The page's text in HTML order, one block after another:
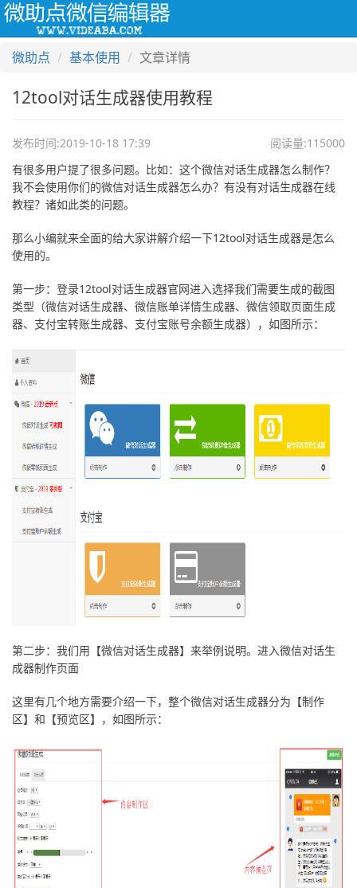
微助点
基本使用 文章详情
12tool对话生成器使用教程
阅读量:115000
发布时间:2019-10-18 17:39
有很多用户提了很多问题。比如：这个微信对话生成器怎么制作？
我不会使用你们的微信对话生成器怎么办？有没有对话生成器在线
教程？诸如此类的问题。
那么小编就来全面的给大家讲解介绍一下12tool对话生成器是怎么
使用的。
第一步：登录12tool对话生成器官网进入选择我们需要生成的截图
类型（微信对话生成器、微信账单详情生成器、微信领取页面生成
器、支付宝转账生成器、支付宝账号余额生成器），如图所示：
第二步：我们用【微信对话生成器】来举例说明。进入微信对话生
成器制作页面
这里有几个地方需要介绍一下，整个微信对话生成器分为【制作
区】和【预览区】，如图所示：